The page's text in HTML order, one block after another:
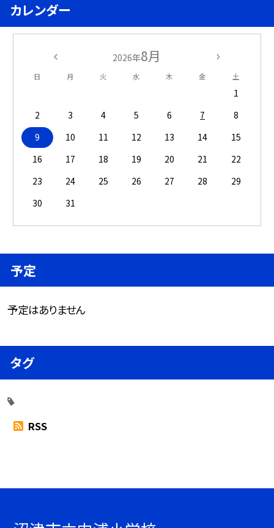
カレンダー
2026年8月
日 月 火 水 木 金 土
1
2
3 4 5 6 7
8
9
10 11 12 13 14
15
16
17 18 19 20 21
22
23
24 25 26 27 28
29
30
31
予定
予定はありません
タグ
RSS